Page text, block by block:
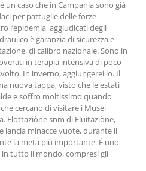
un caso che in Campania sono già
per pattuglie delle forze
l’epidemia, aggiudicati degli
è garanzia di sicurezza e
di calibro nazionale. Sono in
in terapia intensiva di poco
In inverno, aggiungerei io. Il
nuova tappa, visto che le estati
e soffro moltissimo quando
cercano di visitare i Musei
Flottaziòne snm di Fluitaziòne,
lancia minacce vuote, durante il
la meta più importante. È uno
tutto il mondo, compresi gli